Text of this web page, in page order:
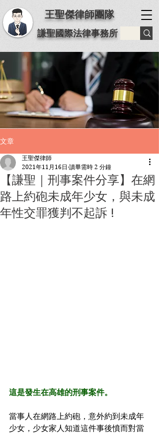
王聖傑律師團隊
謙聖國際法律事務所
文章
【謙聖｜刑事案件分享】在網
路上約砲未成年少女，與未成
年性交罪獲判不起訴 !
王聖傑律師
2021年11月16日 讀畢需時 2 分鐘
這是發生在高雄的刑事案件。
當事人在網路上約砲，意外約到未成年
少女，少女家人知道這件事後憤而對當